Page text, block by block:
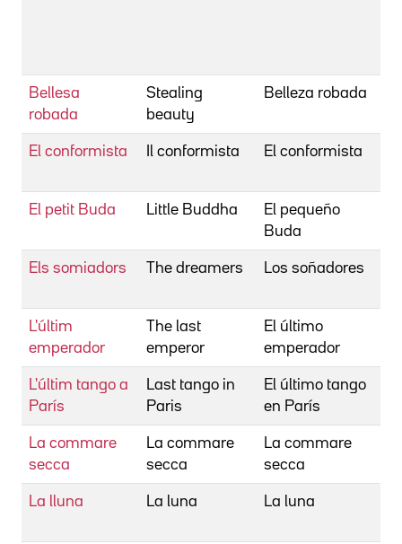
Bellesa
robada
Stealing
beauty
Belleza robada
El conformista Il conformista El conformista
El petit Buda Little Buddha
El pequeño
Buda
Els somiadors The dreamers Los soñadores
L'últim
emperador
The last
emperor
El último
emperador
L'últim tango a
París
Last tango in
Paris
El último tango
en París
La commare
secca
La commare
secca
La commare
secca
La lluna La luna La luna